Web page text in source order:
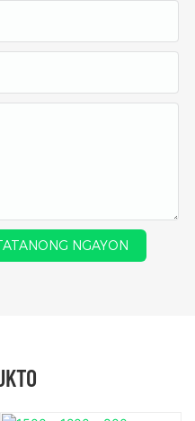
NGAYON